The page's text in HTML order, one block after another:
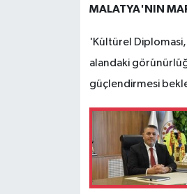
MALATYA'NIN
'Kültürel Diplomasi,
alandaki
güçlendirmesi